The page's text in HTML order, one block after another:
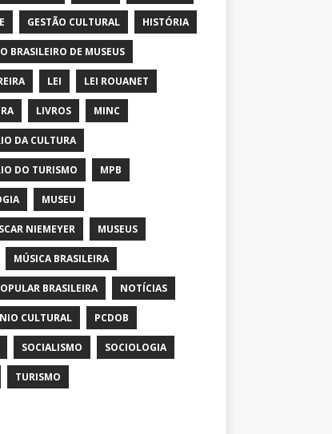
GESTÃO CULTURAL HISTÓRIA
BRASILEIRO DE MUSEUS
LEI LEI ROUANET
LIVROS MINC
DA CULTURA
DO TURISMO MPB
MUSEU
NIEMEYER MUSEUS
MÚSICA BRASILEIRA
BRASILEIRA NOTÍCIAS
CULTURAL PCDOB
SOCIALISMO SOCIOLOGIA
TURISMO